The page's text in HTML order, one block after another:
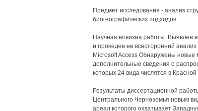
Предмет исследования - анализ
биогеографических подходов
Научная новизна работы. Выявлен
и проведен ее всесторонний
Microsoft Access Обнаружены новые
дополнительные сведения о
которых 24 вида числятся в Красной
Результаты диссертационной
Центрального Черноземья новым
ареал которого охватывает